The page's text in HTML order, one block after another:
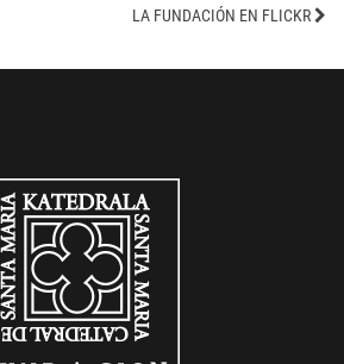
LA FUNDACIÓN EN FLICKR